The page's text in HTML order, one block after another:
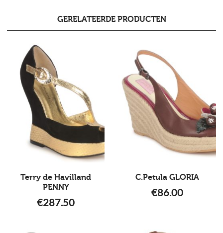
GERELATEERDE PRODUCTEN
Terry de Havilland
PENNY
€287.50
C.Petula GLORIA
€86.00